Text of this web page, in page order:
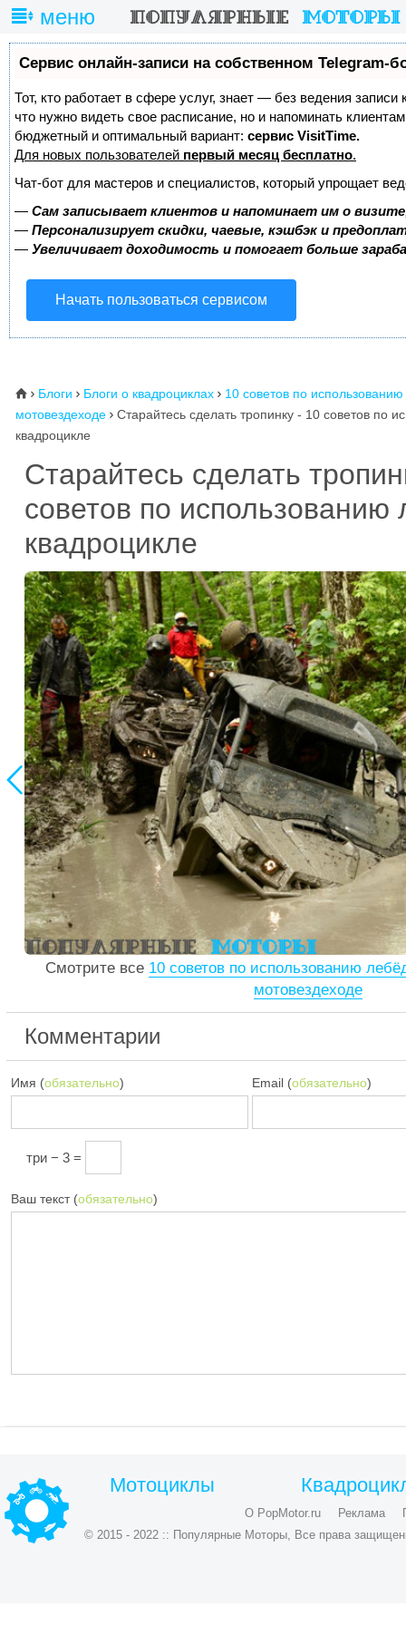
меню
Сервис онлайн-записи на собственном Telegram-
Тот, кто работает в сфере услуг, знает — без ведения записи
что нужно видеть свое расписание, но и напоминать
бюджетный и оптимальный вариант: сервис VisitTime.
Для новых пользователей первый месяц бесплатно.
Чат-бот для мастеров и специалистов, который упрощает
— Сам записывает клиентов и напоминает им о
— Персонализирует скидки, чаевые, кэшбэк и
— Увеличивает доходимость и помогает больше
Начать пользоваться сервисом
⌂  Блоги  Блоги о квадроциклах  10 советов по
мотовездеходе  Старайтесь сделать тропинку - 10 советов по
квадроцикле
Старайтесь сделать
советов по использованию
квадроцикле

Смотрите все 10 советов по использованию
мотовездеходе
Комментарии
Имя (обязательно) Email (обязательно)
три − 3 =
Ваш текст (обязательно)
Мотоциклы
О PopMotor.ru Реклама
© 2015 - 2022 :: Популярные Моторы, Все права